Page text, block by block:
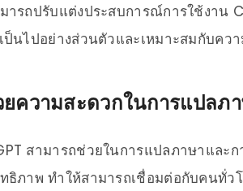
ารถปรับแต่งประสบการณ์การใช้งาน
ป็นไปอย่างส่วนตัวและเหมาะสมกับคว
ยความสะดวกในการแปลภ
สามารถช่วยในการแปลภาษาและ
ธิภาพ ทำให้สามารถเชื่อมต่อกับคนทั่ว